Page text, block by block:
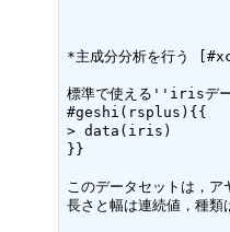
*主成分分析を行う
標準で使える''irisデー
#geshi(rsplus){{
> data(iris)
}}
このデータセットは
長さと幅は連続値，